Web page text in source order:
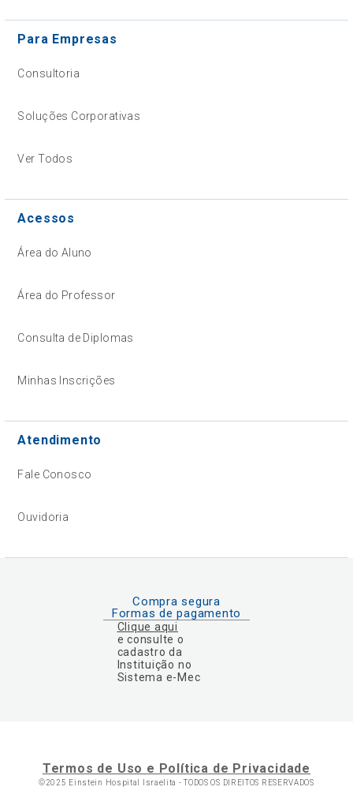
Para Empresas
Consultoria
Soluções Corporativas
Ver Todos
Acessos
Área do Aluno
Área do Professor
Consulta de Diplomas
Minhas Inscrições
Atendimento
Fale Conosco
Ouvidoria
Compra segura
Formas de pagamento
Clique aqui
e consulte o
cadastro da
Instituição no
Sistema e-Mec
Termos de Uso e Política de Privacidade
©2025 Einstein Hospital Israelita -TODOS OS DIREITOS RESERVADOS